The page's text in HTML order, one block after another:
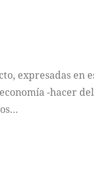
expresadas en
-hacer